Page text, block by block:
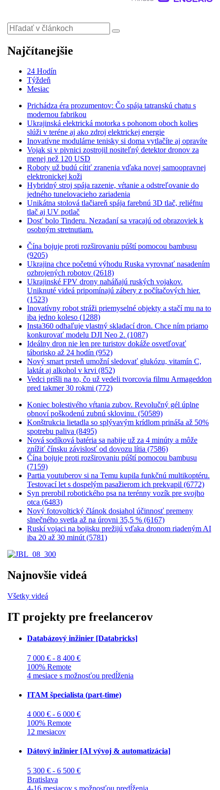
Najčítanejšie
24 Hodín
Týždeň
Mesiac
Prichádza éra prozumentov: Čo spája tatranskú chatu s
modernou fabrikou
Ukrajinská elektrická motorka s pohonom oboch kolies
slúži v teréne aj ako zdroj elektrickej energie
Inovatívne modulárne tenisky si doma vytlačíte aj opravíte
Vojak si v pivnici zostrojil nositeľný detektor dronov za
menej než 120 USD
Roboty už budú cítiť zranenia vďaka novej samoopravnej
elektronickej koži
Hybridný stroj spája razenie, vŕtanie a odstreľovanie do
jedného tunelovacieho zariadenia
Unikátna stolová tlačiareň spája farebnú 3D tlač, reliéfnu
tlač aj UV potlač
Dosť bolo Tinderu. Nezadaní sa vracajú od obrazoviek k
osobným stretnutiam.
Čína bojuje proti rozširovaniu púští pomocou bambusu
(9205)
Ukrajina chce početnú výhodu Ruska vyrovnať nasadením
ozbrojených robotov (2618)
Ukrajinské FPV drony naháňajú ruských vojakov.
Uniknuté videá pripomínajú zábery z počítačových hier.
(1523)
Inovatívny robot stráži priemyselné objekty a stačí mu na to
iba jedno koleso (1288)
Insta360 odhaľuje vlastný skladací dron. Chce ním priamo
konkurovať modelu DJI Neo 2. (1087)
Ideálny dron nie len pre turistov dokáže osvetľovať
táborisko až 24 hodín (952)
Nový smart prsteň umožní sledovať glukózu, vitamín C,
laktát aj alkohol v krvi (852)
Vedci prišli na to, čo už vedeli tvorcovia filmu Armageddon
pred takmer 30 rokmi (772)
Koniec bolestivého vŕtania zubov. Revolučný gél úplne
obnoví poškodenú zubnú sklovinu. (50589)
Konštrukcia lietadla so splývavým krídlom prináša až 50%
spotrebu paliva (8495)
Nová sodíková batéria sa nabije už za 4 minúty a môže
znížiť čínsku závislosť od dovozu lítia (7586)
Čína bojuje proti rozširovaniu púští pomocou bambusu
(7159)
Partia youtuberov si na Temu kupila funkčnú multikoptéru.
Testovací let s dospelým pasažierom ich prekvapil (6772)
Syn prerobil robotického psa na terénny vozík pre svojho
otca (6483)
Nový fotovoltický článok dosiahol účinnosť premeny
slnečného svetla až na úrovni 35,5 % (6167)
Ruskí vojaci na bojisku prežijú vďaka dronom riadeným AI
iba 20 až 30 minút (5781)
Najnovšie videá
Všetky videá
IT projekty pre freelancerov
Databázový inžinier [Databricks]
7 000 € - 8 400 €
100% Remote
4 mesiace s možnosťou predĺženia
ITAM špecialista (part-time)
4 000 € - 6 000 €
100% Remote
12 mesiacov
Dátový inžinier [AI vývoj & automatizácia]
5 300 € - 6 500 €
Bratislava
4-16 mesiacov s možnosťou predĺženia